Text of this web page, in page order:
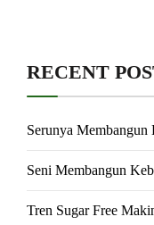
RECENT
Serunya Membangun
Seni Membangun
Tren Sugar Free